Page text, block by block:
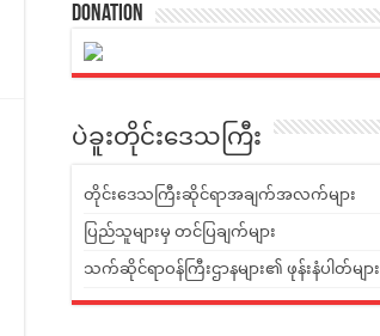
Donation
ပဲခူးတိုင်းဒေသကြီး
တိုင်းဒေသကြီးဆိုင်ရာအချက်အလက်များ
ပြည်သူများမှ တင်ပြချက်များ
သက်ဆိုင်ရာဝန်ကြီးဌာနများ၏ ဖုန်းနံပါတ်များ